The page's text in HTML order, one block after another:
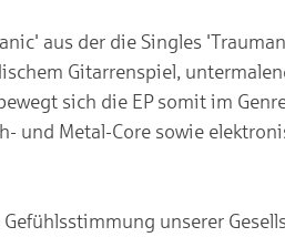
aus der die Singles
Gitarrenspiel,
sich die EP somit im
und Metal-Core sowie
unserer